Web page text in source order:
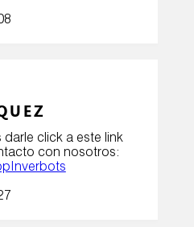
darle click a este link
con nosotros: